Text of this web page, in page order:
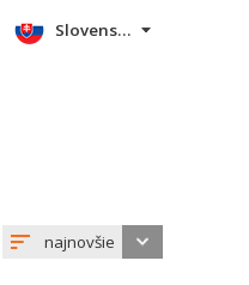
Slovensky
najnovšie